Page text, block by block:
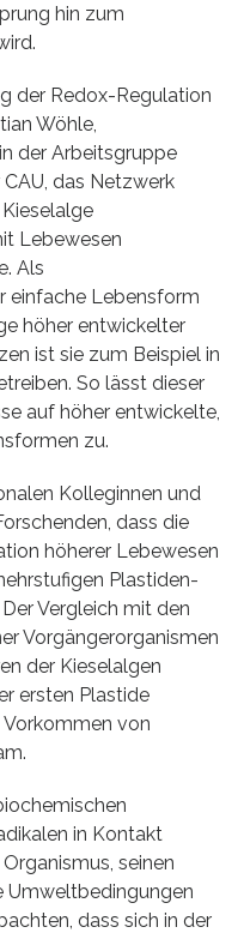
hin zum
der Redox-Regulation
Wöhle,
der Arbeitsgruppe
das Netzwerk
Lebewesen
Als
einfache Lebensform
höher entwickelter
ist sie zum Beispiel in
So lässt dieser
auf höher entwickelte,
zu.
Kolleginnen und
dass die
höherer Lebewesen
Plastiden-
Vergleich mit den
Vorgängerorganismen
der Kieselalgen
ersten Plastide
von
in Kontakt
seinen
Umweltbedingungen
dass sich in der